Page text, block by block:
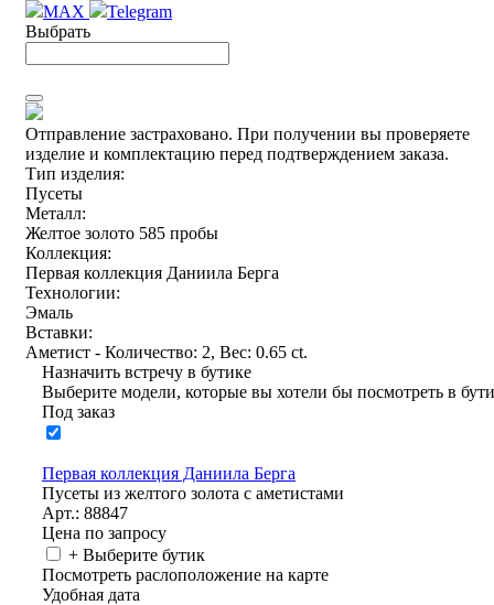
MAX
Telegram
Выбрать
Отправление застраховано. При получении вы проверяете
изделие и комплектацию перед подтверждением заказа.
Тип изделия:
Пусеты
Металл:
Желтое золото 585 пробы
Коллекция:
Первая коллекция Даниила Берга
Технологии:
Эмаль
Вставки:
Аметист - Количество: 2, Вес: 0.65 ct.
Назначить встречу в бутике
Выберите модели, которые вы хотели бы посмотреть в
Под заказ
Первая коллекция Даниила Берга
Пусеты из желтого золота с аметистами
Арт.: 88847
Цена по запросу
+ Выберите бутик
Посмотреть раслоположение на карте
Удобная дата